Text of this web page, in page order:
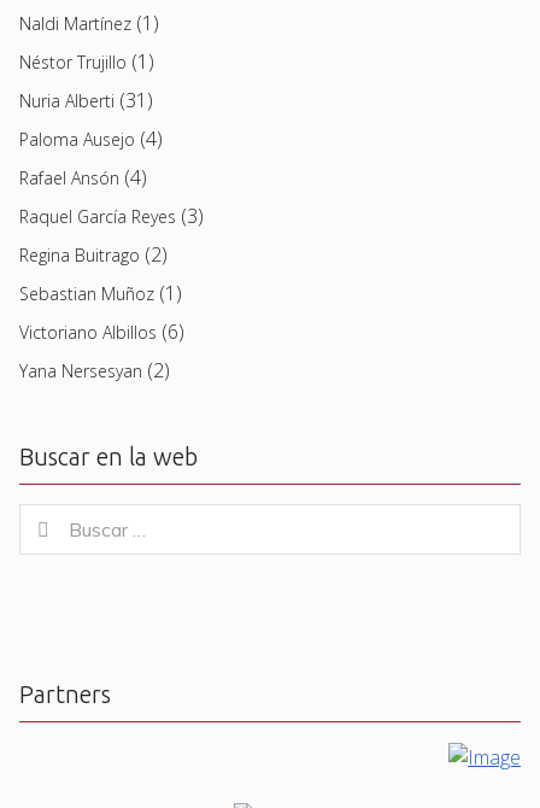
Naldi Martínez (1)
Néstor Trujillo (1)
Nuria Alberti (31)
Paloma Ausejo (4)
Rafael Ansón (4)
Raquel García Reyes (3)
Regina Buitrago (2)
Sebastian Muñoz (1)
Victoriano Albillos (6)
Yana Nersesyan (2)
Buscar en la web
for:
Buscar
Partners